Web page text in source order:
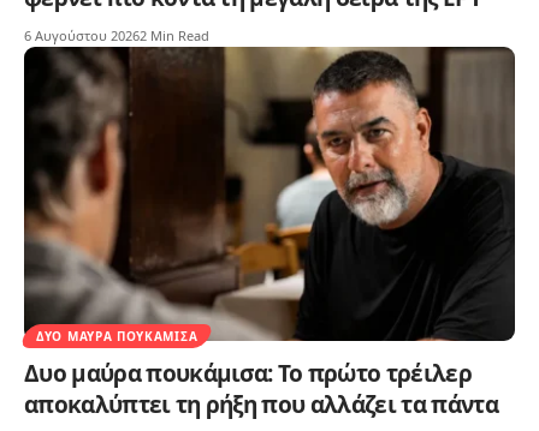
6 Αυγούστου 20262 Min Read
ΔΥΟ ΜΑΎΡΑ ΠΟΥΚΆΜΙΣΑ
Δυο μαύρα πουκάμισα: Το πρώτο τρέιλερ
αποκαλύπτει τη ρήξη που αλλάζει τα πάντα